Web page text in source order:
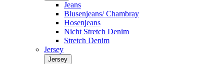
Jeans
Blusenjeans/ Chambray
Hosenjeans
Nicht Stretch Denim
Stretch Denim
Jersey
Jersey